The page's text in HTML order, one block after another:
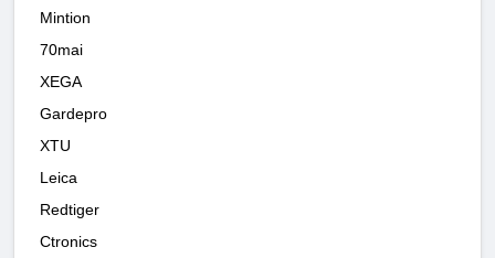
Mintion
70mai
XEGA
Gardepro
XTU
Leica
Redtiger
Ctronics